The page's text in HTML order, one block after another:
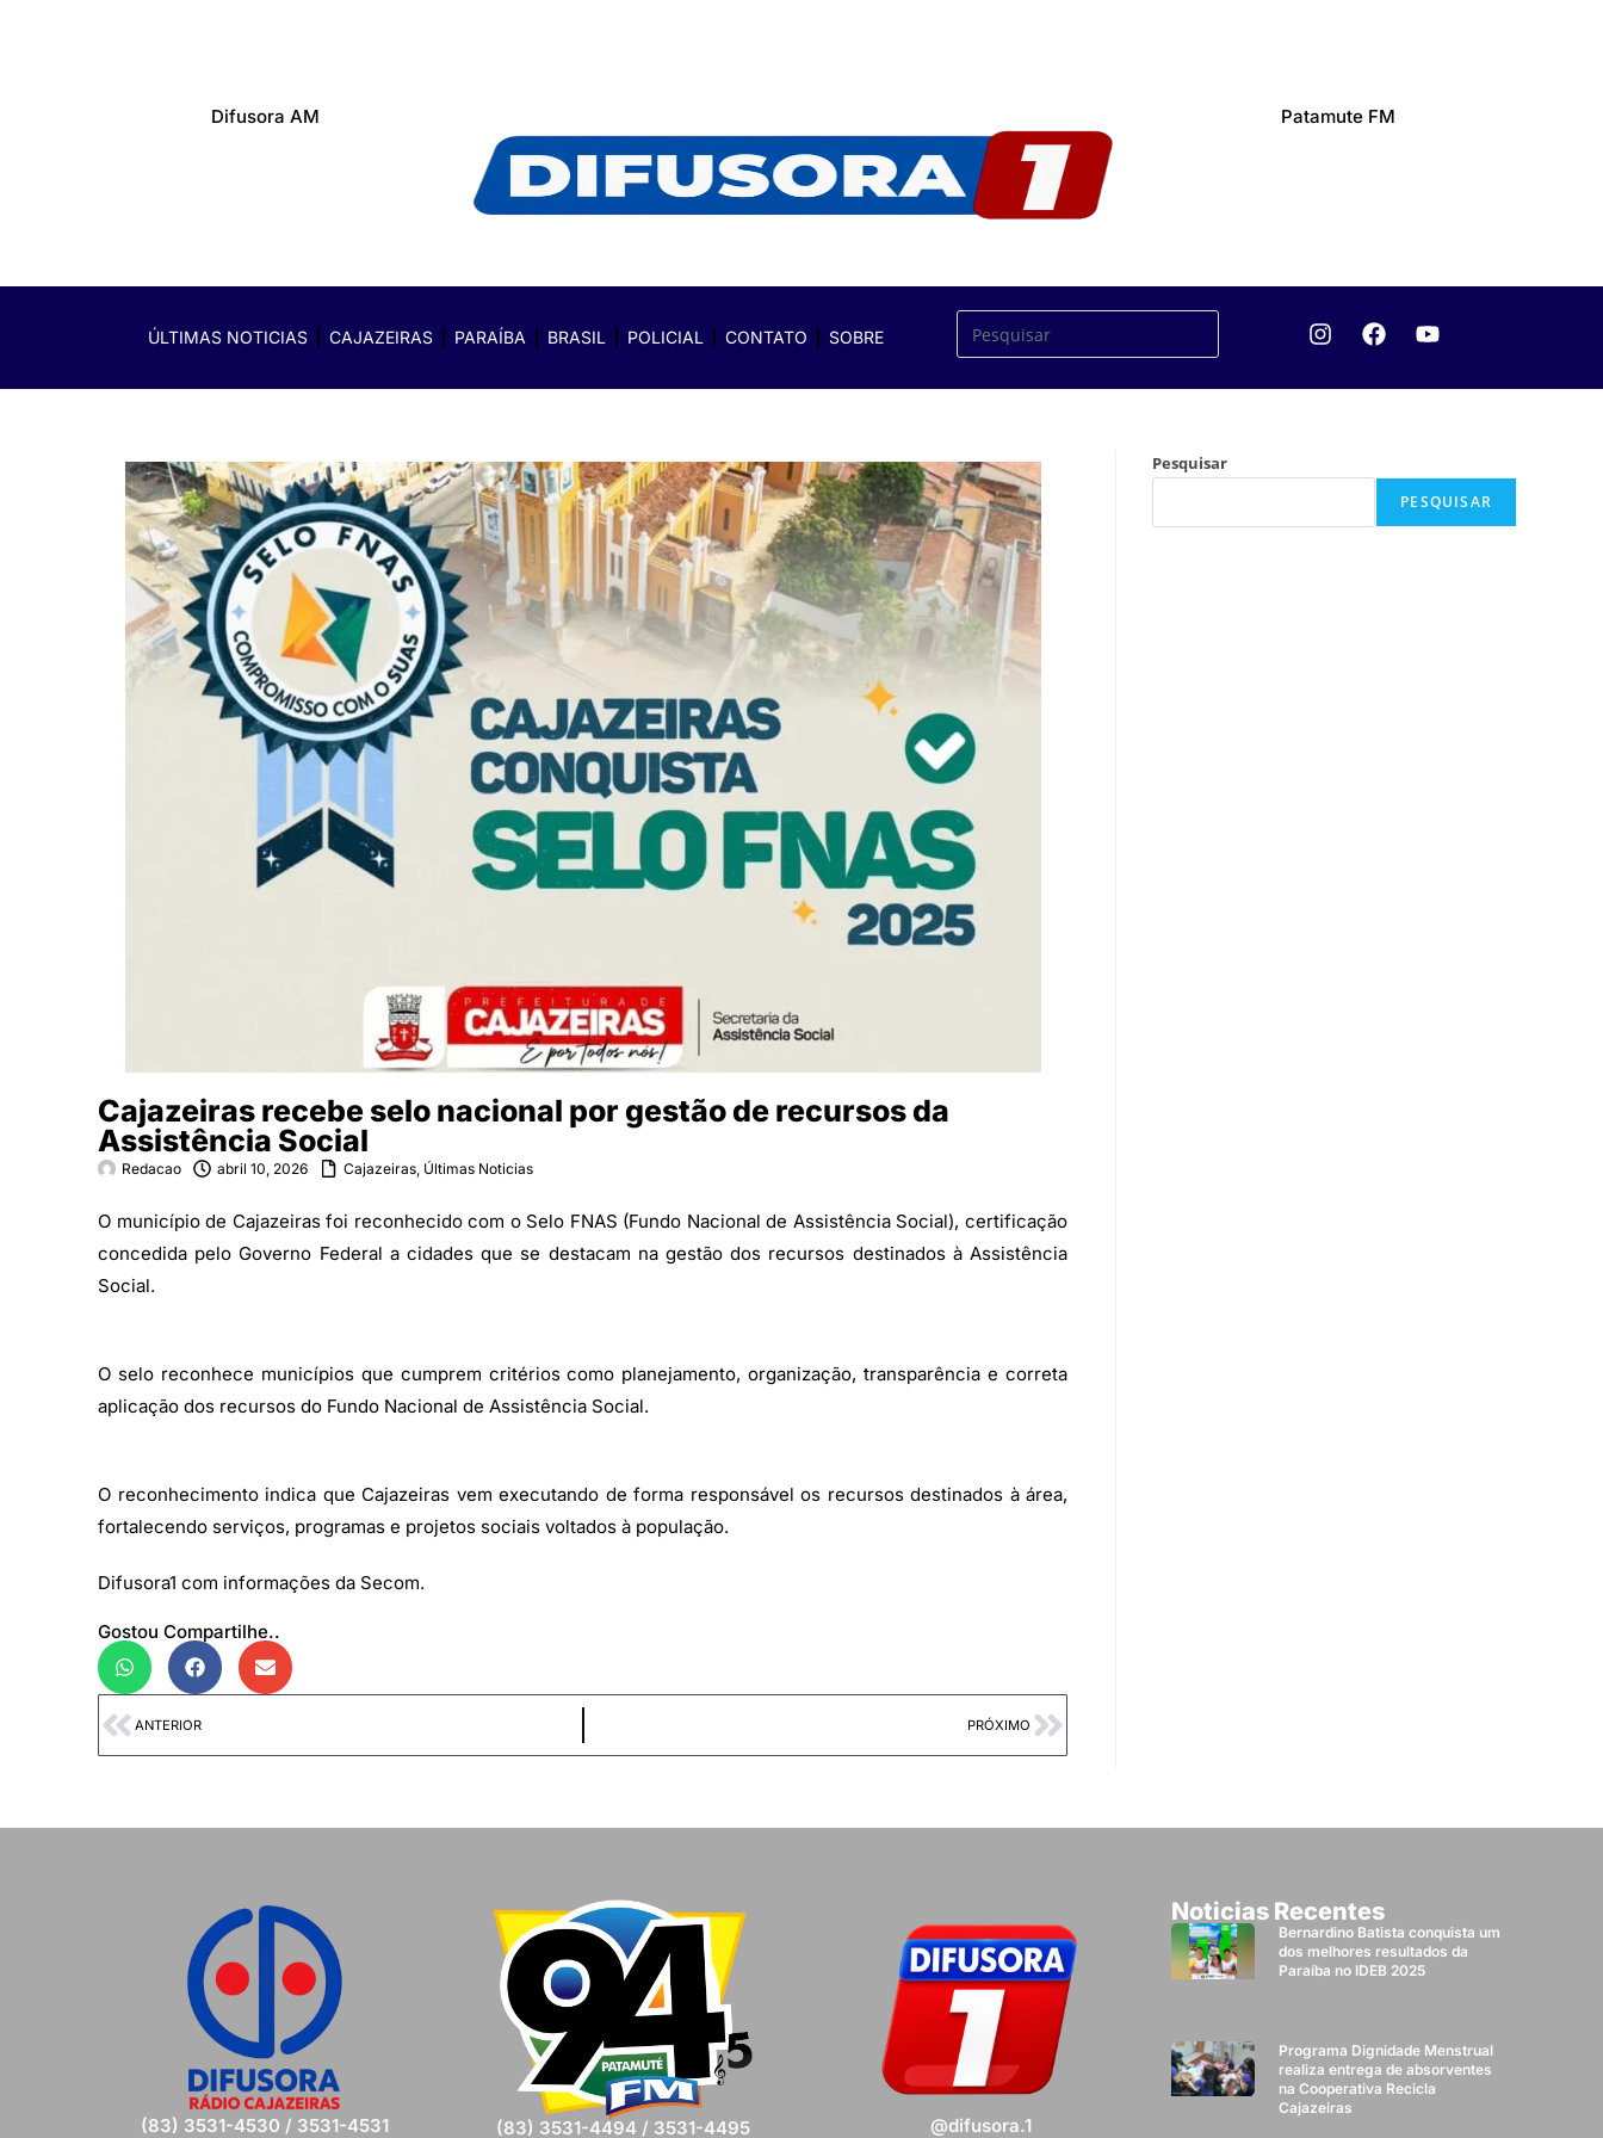
Difusora AM Patamute FM
ÚLTIMAS NOTICIAS CAJAZEIRAS PARAÍBA BRASIL POLICIAL CONTATO SOBRE
Cajazeiras recebe selo nacional por gestão de recursos da
Assistência Social
Redacao abril 10, 2026 Cajazeiras, Últimas Noticias
O município de Cajazeiras foi reconhecido com o Selo FNAS (Fundo Nacional de Assistência Social), certificação
concedida pelo Governo Federal a cidades que se destacam na gestão dos recursos destinados à Assistência
Social.
O selo reconhece municípios que cumprem critérios como planejamento, organização, transparência e correta
aplicação dos recursos do Fundo Nacional de Assistência Social.
O reconhecimento indica que Cajazeiras vem executando de forma responsável os recursos destinados à área,
fortalecendo serviços, programas e projetos sociais voltados à população.
Difusora1 com informações da Secom.
Gostou Compartilhe..
ANTERIOR PRÓXIMO
Pesquisar
PESQUISAR
(83) 3531-4530 / 3531-4531 (83) 3531-4494 / 3531-4495 @difusora.1
Noticias Recentes
Bernardino Batista conquista um
dos melhores resultados da
Paraíba no IDEB 2025
Programa Dignidade Menstrual
realiza entrega de absorventes
na Cooperativa Recicla
Cajazeiras